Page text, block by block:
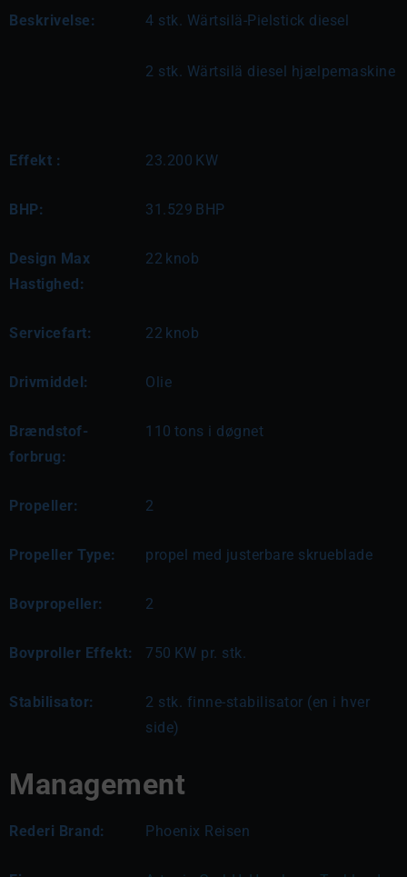
Beskrivelse: 4 stk. Wärtsilä-Pielstick diesel
2 stk. Wärtsilä diesel hjælpemaskine
Effekt : 23.200 KW
BHP: 31.529 BHP
Design Max
Hastighed:
22 knob
Servicefart: 22 knob
Drivmiddel: Olie
Brændstof-
forbrug:
110 tons i døgnet
Propeller: 2
Propeller Type: propel med justerbare skrueblade
Bovpropeller: 2
Bovproller Effekt: 750 KW pr. stk.
Stabilisator:
2 stk. finne-stabilisator (en i hver
side)
Management
Rederi Brand: Phoenix Reisen